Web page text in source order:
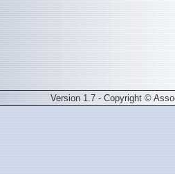
Version 1.7 - Copyright ©